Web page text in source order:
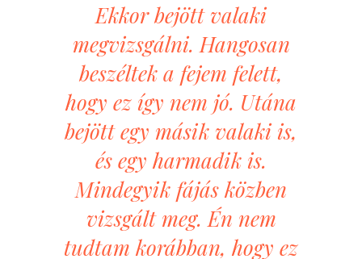
Ekkor bejött valaki
megvizsgálni. Hangosan
beszéltek a fejem felett,
hogy ez így nem jó. Utána
bejött egy másik valaki is,
és egy harmadik is.
Mindegyik fájás közben
vizsgált meg. Én nem
tudtam korábban, hogy ez